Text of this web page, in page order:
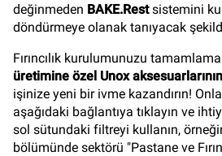
değinmeden BAKE.Restsistemini
döndürmeye olanak tanıyacak
Fırıncılık kurulumunuzu
üretimine özel Unox aksesuarlarının
işinize yeni bir ivme kazandırın!
aşağıdaki bağlantıya tıklayın ve
sol sütundaki filtreyi kullanın,
bölümünde sektörü "Pastane ve